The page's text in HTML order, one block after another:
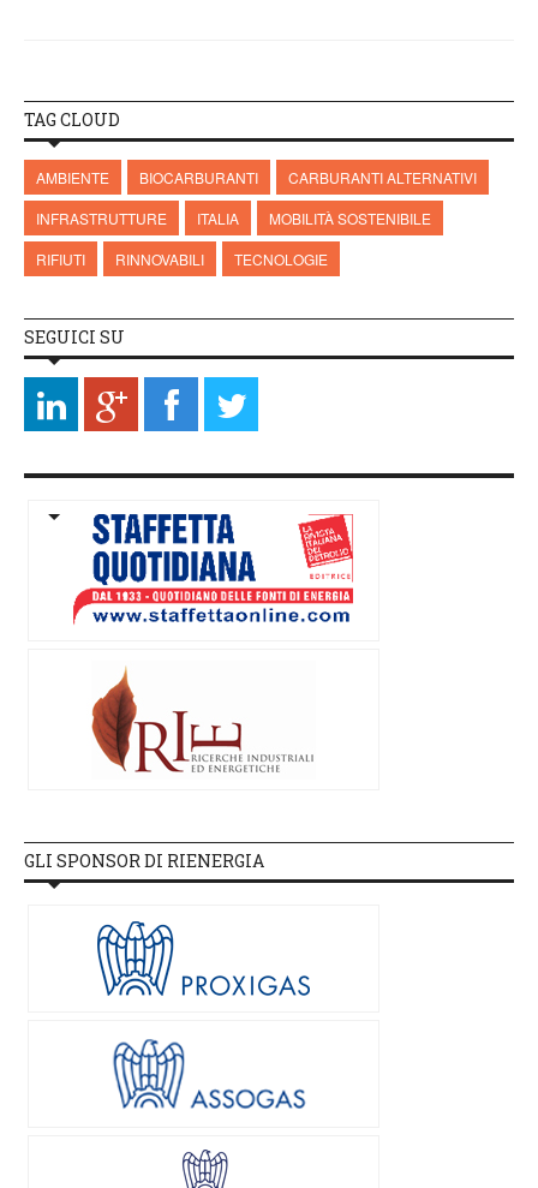
TAG CLOUD
AMBIENTE BIOCARBURANTI
CARBURANTI ALTERNATIVI
INFRASTRUTTURE
ITALIA
MOBILITÀ SOSTENIBILE
RIFIUTI
RINNOVABILI TECNOLOGIE
SEGUICI SU
GLI SPONSOR DI RIENERGIA